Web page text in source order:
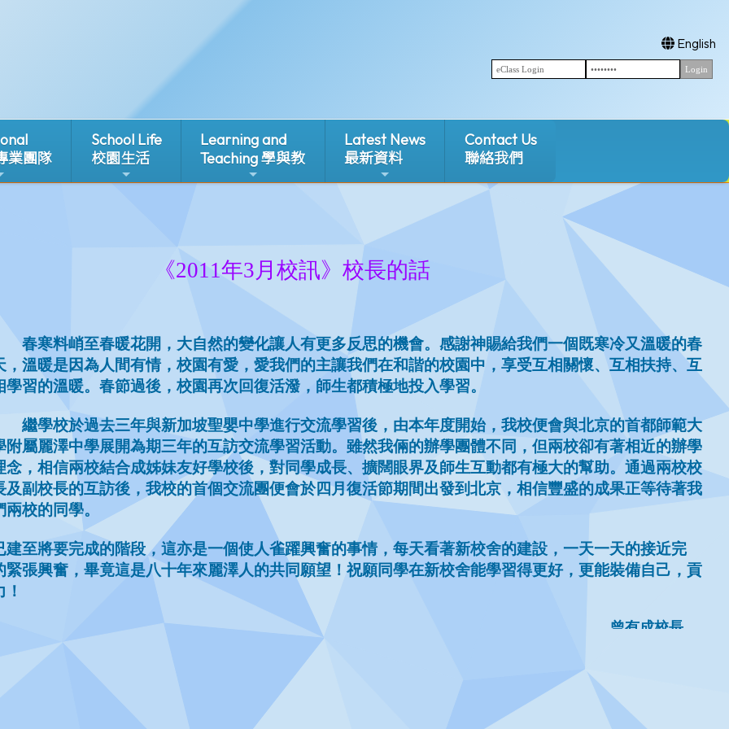
English
業團隊
School Life
校園生活
Learning and
Teaching 學與教
Latest News
最新資料
Contact Us
聯絡我們